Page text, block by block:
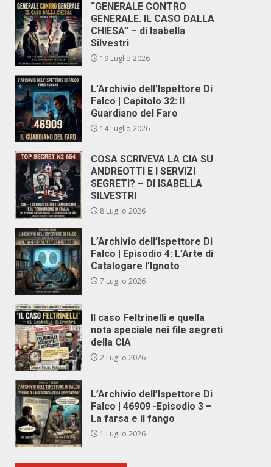
“GENERALE CONTRO
GENERALE. IL CASO DALLA
CHIESA” – di Isabella
Silvestri
19 Luglio 2026
L’Archivio dell’Ispettore Di
Falco | Capitolo 32: Il
Guardiano del Faro
14 Luglio 2026
COSA SCRIVEVA LA CIA SU
ANDREOTTI E I SERVIZI
SEGRETI? – DI ISABELLA
SILVESTRI
8 Luglio 2026
L’Archivio dell’Ispettore Di
Falco | Episodio 4: L’Arte di
Catalogare l’Ignoto
7 Luglio 2026
Il caso Feltrinelli e quella
nota speciale nei file segreti
della CIA
2 Luglio 2026
L’Archivio dell’Ispettore Di
Falco | 46909 -Episodio 3 –
La farsa e il fango
1 Luglio 2026